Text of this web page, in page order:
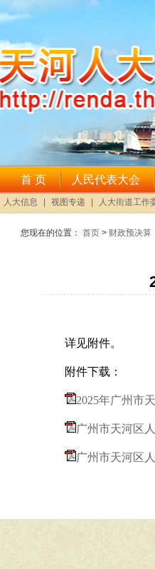
您现在的位置： 首页 > 财政预决算
详见附件。
附件下载：
2025年广州市
广州市天河区
广州市天河区